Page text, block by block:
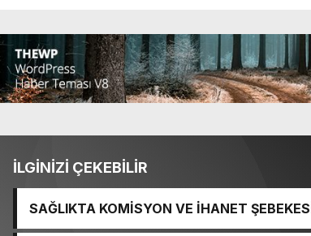
İLGİNİZİ ÇEKEBİLİR
SAĞLIKTA KOMİSYON VE İHANET
İŞİTME MERKEZİ’NİN SGK VURGUNU!